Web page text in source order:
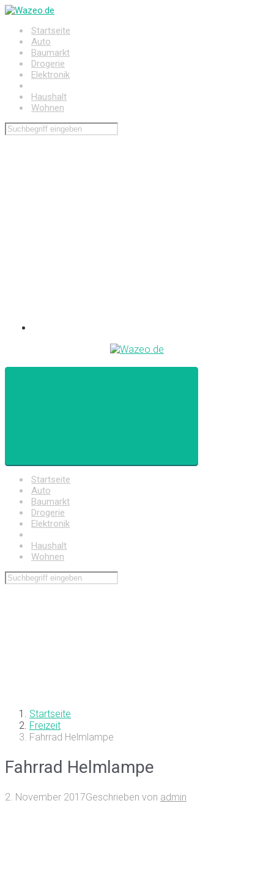
Zum
springenStartseite
Auto
Baumarkt
Drogerie
Elektronik
Haushalt
Wohnen
Startseite
Auto
Baumarkt
Drogerie
Elektronik
Haushalt
Wohnen
Startseite
Freizeit
Fahrrad Helmlampe
Fahrrad Helmlampe
2. November 2017Geschrieben von admin